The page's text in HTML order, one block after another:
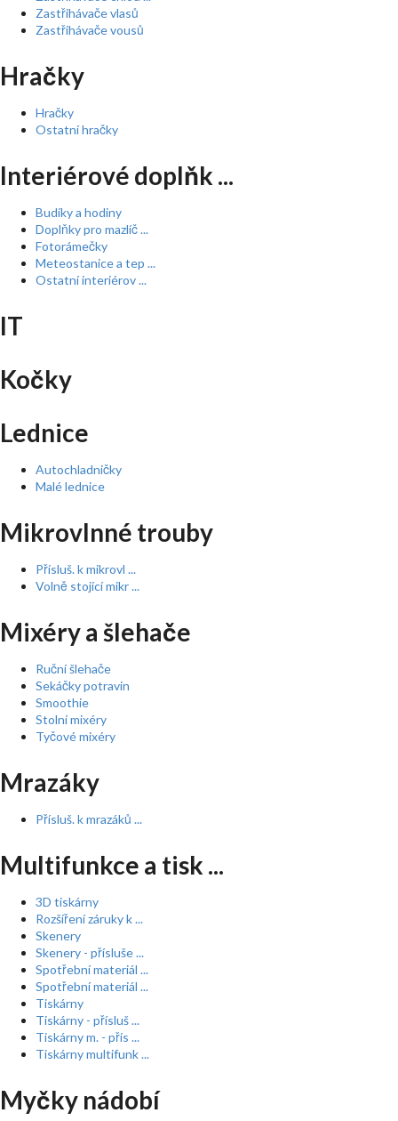
Zastřihávače vlasů
Zastřihávače vousů
Hračky
Hračky
Ostatní hračky
Interiérové doplňk ...
Budíky a hodiny
Doplňky pro mazlíč ...
Fotorámečky
Meteostanice a tep ...
Ostatní interiérov ...
IT
Kočky
Lednice
Autochladničky
Malé lednice
Mikrovlnné trouby
Přísluš. k mikrovl ...
Volně stojící mikr ...
Mixéry a šlehače
Ruční šlehače
Sekáčky potravin
Smoothie
Stolní mixéry
Tyčové mixéry
Mrazáky
Přísluš. k mrazáků ...
Multifunkce a tisk ...
3D tiskárny
Rozšíření záruky k ...
Skenery
Skenery - přísluše ...
Spotřební materiál ...
Spotřební materiál ...
Tiskárny
Tiskárny - přísluš ...
Tiskárny m. - přís ...
Tiskárny multifunk ...
Myčky nádobí